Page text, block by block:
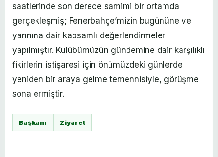
saatlerinde son derece samimi bir ortamda
gerçekleşmiş; Fenerbahçe’mizin bugününe ve
yarınına dair kapsamlı değerlendirmeler
yapılmıştır. Kulübümüzün gündemine dair karşılıklı
fikirlerin istişaresi için önümüzdeki günlerde
yeniden bir araya gelme temennisiyle, görüşme
sona ermiştir.
Başkanı Ziyaret